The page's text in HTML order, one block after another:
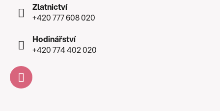
Zlatnictví
+420 777 608 020
Hodinářství
+420 774 402 020